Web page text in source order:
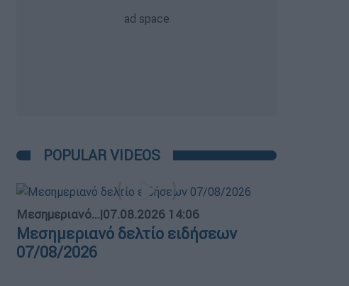
POPULAR VIDEOS
Μεσημεριανό...|07.08.2026 14:06
Μεσημεριανό δελτίο ειδήσεων
07/08/2026